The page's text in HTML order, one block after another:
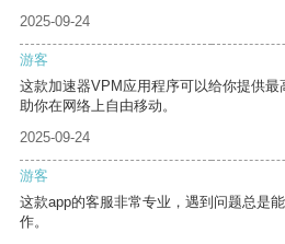
2025-09-24
游客
这款加速器VPM应用程序可以给你提供
助你在网络上自由移动。
2025-09-24
游客
这款app的客服非常专业，遇到问题总是
作。